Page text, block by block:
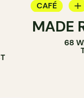
CAFÉ
PÂTISSERIE
MADE
68